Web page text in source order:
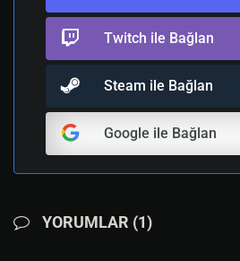
Twitch ile Bağlan
Steam ile Bağlan
Google ile Bağlan
YORUMLAR (1)